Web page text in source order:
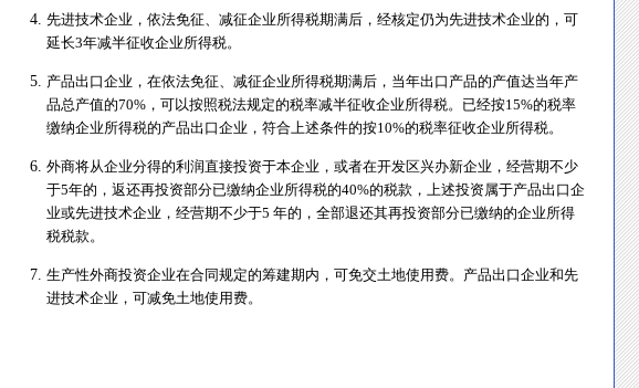
先进技术企业，依法免征、减征企业所得税期满后，经核定仍为先进技术企业的，可
延长3年减半征收企业所得税。
产品出口企业，在依法免征、减征企业所得税期满后，当年出口产品的产值达当年产
品总产值的70%，可以按照税法规定的税率减半征收企业所得税。已经按15%的税率
缴纳企业所得税的产品出口企业，符合上述条件的按10%的税率征收企业所得税。
外商将从企业分得的利润直接投资于本企业，或者在开发区兴办新企业，经营期不少
于5年的，返还再投资部分已缴纳企业所得税的40%的税款，上述投资属于产品出口企
业或先进技术企业，经营期不少于5 年的，全部退还其再投资部分已缴纳的企业所得
税税款。
生产性外商投资企业在合同规定的筹建期内，可免交土地使用费。产品出口企业和先
进技术企业，可减免土地使用费。